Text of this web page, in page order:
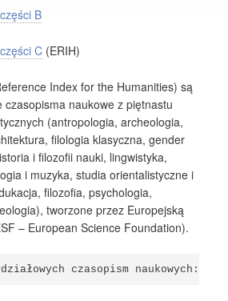
B
C (ERIH)
Index for the Humanities) są
czasopisma naukowe z piętnastu
(antropologia, archeologia,
filologia klasyczna, gender
i filozofii nauki, lingwistyka,
i muzyka, studia orientalistyczne i
filozofia, psychologia,
tworzone przez Europejską
– European Science Foundation).
czasopism naukowych: